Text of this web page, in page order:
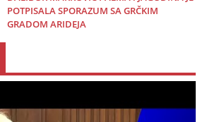
POTPISALA SPORAZUM SA GRČKIM
GRADOM ARIDEJA